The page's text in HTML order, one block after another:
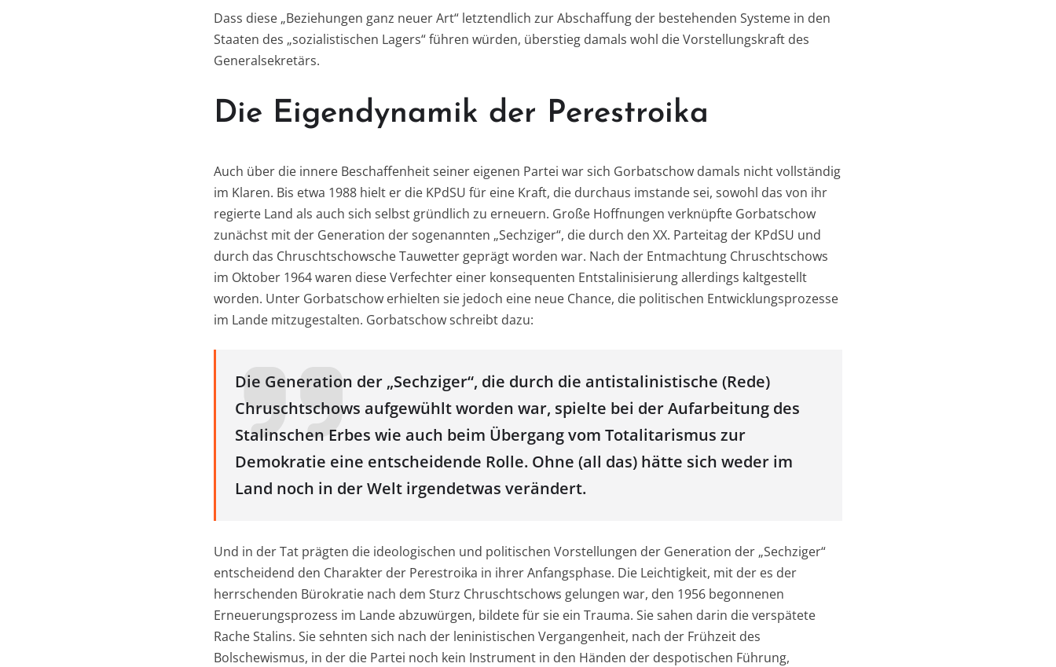
Dass diese „Beziehungen ganz neuer Art“ letztendlich zur Abschaffung der bestehenden Systeme in den
Staaten des „sozialistischen Lagers“ führen würden, überstieg damals wohl die Vorstellungskraft des
Generalsekretärs.
Die Eigendynamik der Perestroika
Auch über die innere Beschaffenheit seiner eigenen Partei war sich Gorbatschow damals nicht vollständig
im Klaren. Bis etwa 1988 hielt er die KPdSU für eine Kraft, die durchaus imstande sei, sowohl das von ihr
regierte Land als auch sich selbst gründlich zu erneuern. Große Hoffnungen verknüpfte Gorbatschow
zunächst mit der Generation der sogenannten „Sechziger“, die durch den XX. Parteitag der KPdSU und
durch das Chruschtschowsche Tauwetter geprägt worden war. Nach der Entmachtung Chruschtschows
im Oktober 1964 waren diese Verfechter einer konsequenten Entstalinisierung allerdings kaltgestellt
worden. Unter Gorbatschow erhielten sie jedoch eine neue Chance, die politischen Entwicklungsprozesse
im Lande mitzugestalten. Gorbatschow schreibt dazu:
Die Generation der „Sechziger“, die durch die antistalinistische (Rede)
Chruschtschows aufgewühlt worden war, spielte bei der Aufarbeitung des
Stalinschen Erbes wie auch beim Übergang vom Totalitarismus zur
Demokratie eine entscheidende Rolle. Ohne (all das) hätte sich weder im
Land noch in der Welt irgendetwas verändert.
Und in der Tat prägten die ideologischen und politischen Vorstellungen der Generation der „Sechziger“
entscheidend den Charakter der Perestroika in ihrer Anfangsphase. Die Leichtigkeit, mit der es der
herrschenden Bürokratie nach dem Sturz Chruschtschows gelungen war, den 1956 begonnenen
Erneuerungsprozess im Lande abzuwürgen, bildete für sie ein Trauma. Sie sahen darin die verspätete
Rache Stalins. Sie sehnten sich nach der leninistischen Vergangenheit, nach der Frühzeit des
Bolschewismus, in der die Partei noch kein Instrument in den Händen der despotischen Führung,